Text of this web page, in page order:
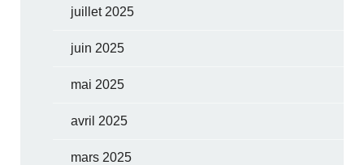
juillet 2025
juin 2025
mai 2025
avril 2025
mars 2025